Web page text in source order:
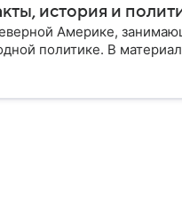
история и
Америке,
политике. В